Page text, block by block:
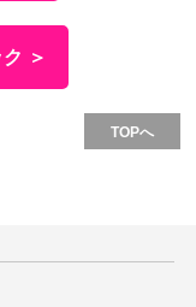
＞
TOPへ